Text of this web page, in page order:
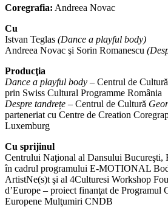
Coregrafia: Andreea Novac
Cu
Istvan Teglas (Dance a playful body)
Andreea Novac şi Sorin Romanescu
Producţia
Dance a playful body – Centrul de Cultură
prin Swiss Cultural Programme România
Despre tandrețe – Centrul de Cultură
parteneriat cu Centre de Creation
Luxemburg
Cu sprijinul
Centrului Naţional al Dansului Bucureşti,
în cadrul programului E-MOTIONAL
ArtistNe(s)t şi al 4Culturesi Workshop
d’Europe – proiect finanţat de Programul
Europene Mulţumiri CNDB